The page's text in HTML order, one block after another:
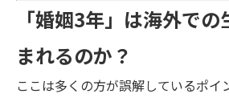
「婚姻3年」は海外で
まれるのか？
ここは多くの方が誤解しているポイ